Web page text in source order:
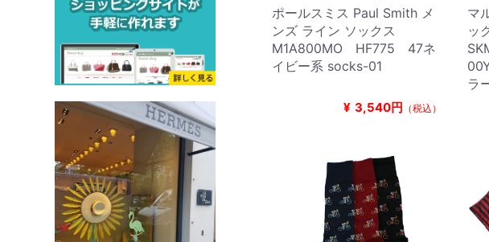
ポールスミス Paul Smith メ
ンズ ライン ソックス
M1A800MO HF775 47ネ
イビー系 socks-01
¥ 3,540円 （税込）
マ
ッ
ラ